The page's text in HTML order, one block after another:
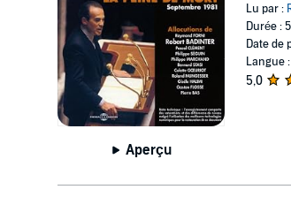
Aperçu
Lu par :
Durée :
Date de
Langue
5,0